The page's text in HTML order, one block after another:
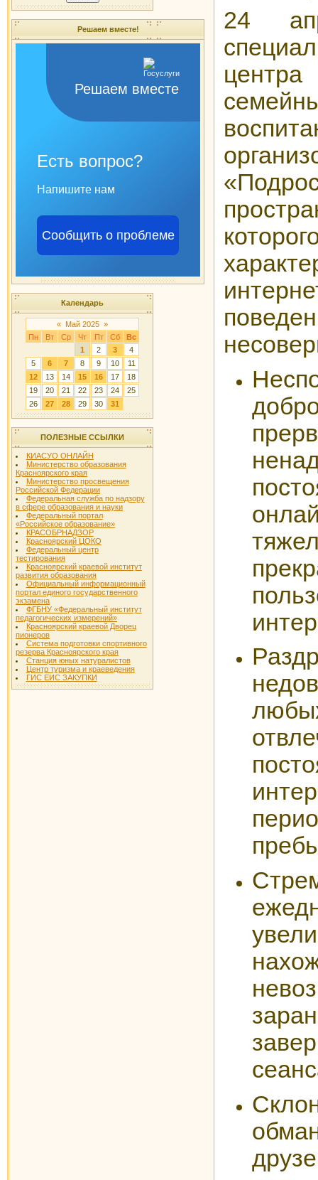
Решаем вместе!
Решаем вместе
Есть вопрос?
Напишите нам
Сообщить о проблеме
Календарь
« Май 2025 »
Пн
Вт Ср Чт Пт Сб
Вс
1
2 3
4
5
6 7 8 9 10
11
12
13 14 15 16 17
18
19
20 21 22 23 24
25
26
27 28 29 30 31
ПОЛЕЗНЫЕ ССЫЛКИ
КИАСУО ОНЛАЙН
Министерство образования
Красноярского края
Министерство просвещения
Российской Федерации
Федеральная служба по надзору
в сфере образования и науки
Федеральный портал
«Российское образование»
КРАСОБРНАДЗОР
Красноярский ЦОКО
Федеральный центр
тестирования
Красноярский краевой институт
развития образования
Официальный информационный
портал единого государственного
экзамена
ФГБНУ «Федеральный институт
педагогических измерений»
Красноярский краевой Дворец
пионеров
Система подготовки спортивного
резерва Красноярского края
Станция юных натуралистов
Центр туризма и краеведения
ГИС ЕИС ЗАКУПКИ
24